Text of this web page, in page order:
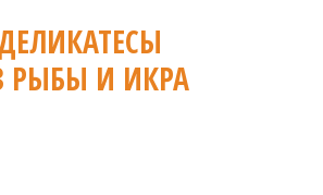
РЫБЫ И ИКРА